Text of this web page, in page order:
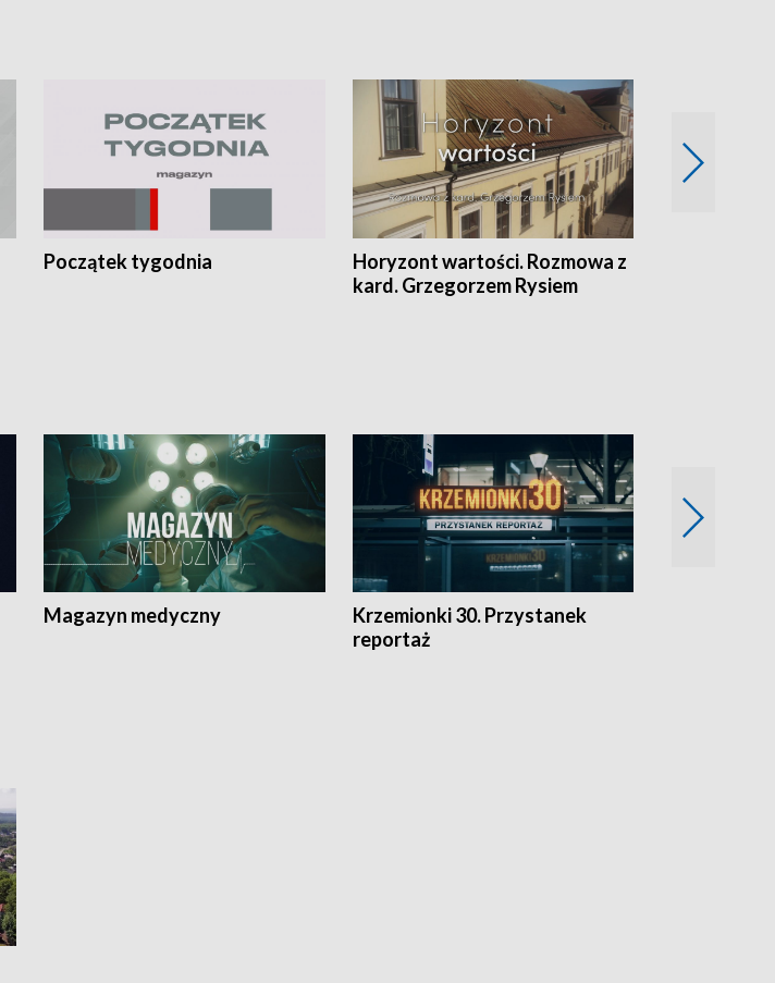
Początek tygodnia
Horyzont wartości. Rozmowa z
kard. Grzegorzem Rysiem
Magazyn medyczny
Krzemionki 30. Przystanek
reportaż